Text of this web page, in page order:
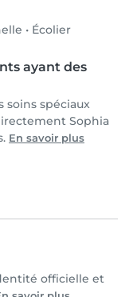
• Écolier
ayant des
soins spéciaux
Sophia
En savoir plus
officielle et